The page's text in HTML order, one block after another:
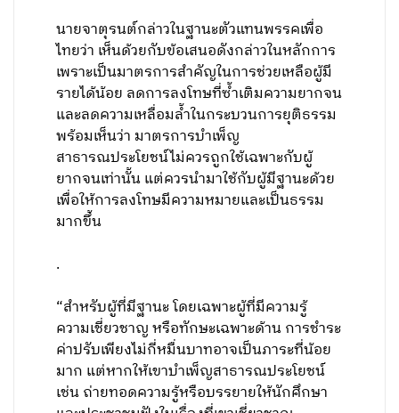
นายจาตุรนต์กล่าวในฐานะตัวแทนพรรคเพื่อ
ไทยว่า เห็นด้วยกับข้อเสนอดังกล่าวในหลักการ
เพราะเป็นมาตรการสำคัญในการช่วยเหลือผู้มี
รายได้น้อย ลดการลงโทษที่ซ้ำเติมความยากจน
และลดความเหลื่อมล้ำในกระบวนการยุติธรรม
พร้อมเห็นว่า มาตรการบำเพ็ญ
สาธารณประโยชน์ไม่ควรถูกใช้เฉพาะกับผู้
ยากจนเท่านั้น แต่ควรนำมาใช้กับผู้มีฐานะด้วย
เพื่อให้การลงโทษมีความหมายและเป็นธรรม
มากขึ้น
.
“สำหรับผู้ที่มีฐานะ โดยเฉพาะผู้ที่มีความรู้
ความเชี่ยวชาญ หรือทักษะเฉพาะด้าน การชำระ
ค่าปรับเพียงไม่กี่หมื่นบาทอาจเป็นภาระที่น้อย
มาก แต่หากให้เขาบำเพ็ญสาธารณประโยชน์
เช่น ถ่ายทอดความรู้หรือบรรยายให้นักศึกษา